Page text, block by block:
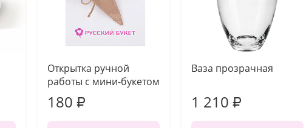
Открытка ручной
работы с мини-букетом
180 ₽
Ваза прозрачная
1 210 ₽